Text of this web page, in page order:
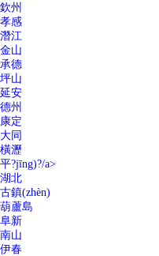
欽州
孝感
潛江
金山
承德
坪山
延安
德州
康定
大同
橫瀝
平?jīng)?/a>
湖北
古鎮(zhèn)
葫蘆島
阜新
南山
伊春